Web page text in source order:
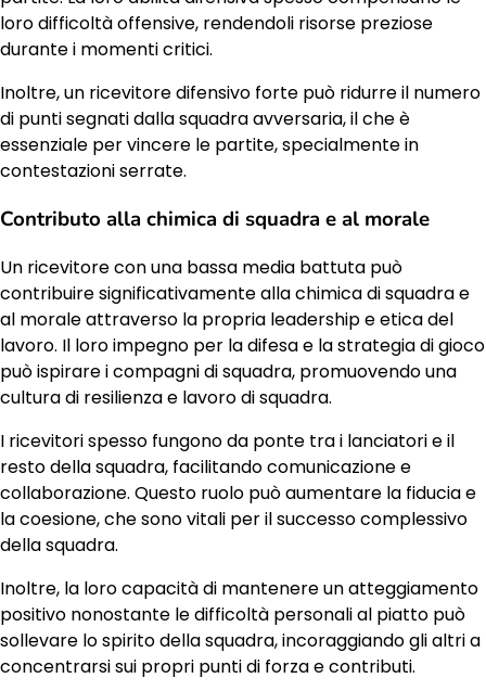
loro difficoltà offensive, rendendoli risorse preziose
durante i momenti critici.
Inoltre, un ricevitore difensivo forte può ridurre il numero
di punti segnati dalla squadra avversaria, il che è
essenziale per vincere le partite, specialmente in
contestazioni serrate.
Contributo alla chimica di squadra e al morale
Un ricevitore con una bassa media battuta può
contribuire significativamente alla chimica di squadra e
al morale attraverso la propria leadership e etica del
lavoro. Il loro impegno per la difesa e la strategia di gioco
può ispirare i compagni di squadra, promuovendo una
cultura di resilienza e lavoro di squadra.
I ricevitori spesso fungono da ponte tra i lanciatori e il
resto della squadra, facilitando comunicazione e
collaborazione. Questo ruolo può aumentare la fiducia e
la coesione, che sono vitali per il successo complessivo
della squadra.
Inoltre, la loro capacità di mantenere un atteggiamento
positivo nonostante le difficoltà personali al piatto può
sollevare lo spirito della squadra, incoraggiando gli altri a
concentrarsi sui propri punti di forza e contributi.